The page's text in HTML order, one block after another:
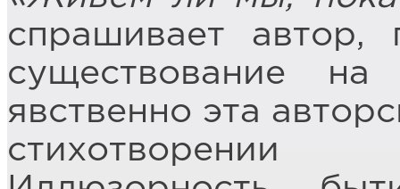
спрашивает автор,
существование на
явственно эта